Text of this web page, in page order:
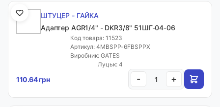
ШТУЦЕР - ГАЙКА
Адаптер AGR1/4" - DKR3/8" 51ШГ-04-06
Код товара: 11523
Артикул: 4MBSPP-6FBSPPX
Виробник: GATES
Луцьк: 4
110.64 грн - +